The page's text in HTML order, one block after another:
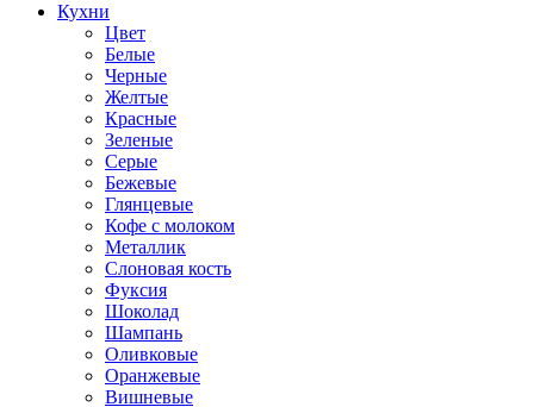
Кухни
Цвет
Белые
Черные
Желтые
Красные
Зеленые
Серые
Бежевые
Глянцевые
Кофе с молоком
Металлик
Слоновая кость
Фуксия
Шоколад
Шампань
Оливковые
Оранжевые
Вишневые